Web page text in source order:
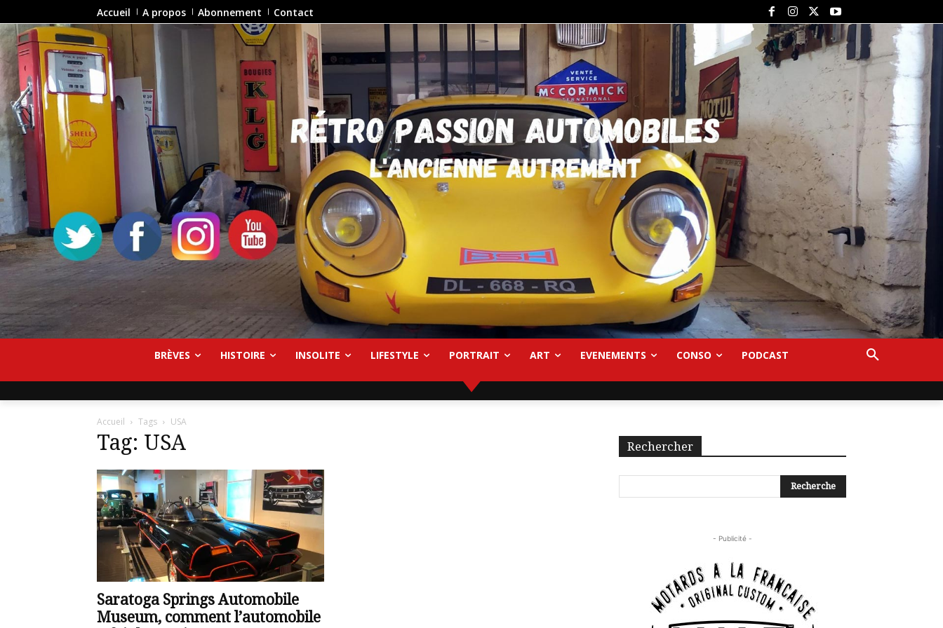
Accueil A propos Abonnement Contact
BRÈVES HISTOIRE INSOLITE LIFESTYLE PORTRAIT ART EVENEMENTS CONSO PODCAST
Accueil Tags USA
Tag: USA
Saratoga Springs Automobile
Museum, comment l’automobile
Rechercher
- Publicité -